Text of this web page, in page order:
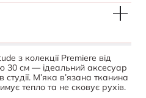
з колекції Premiere від
30 см — ідеальний аксесуар
М’яка в’язана тканина
тепло та не сковує рухів.